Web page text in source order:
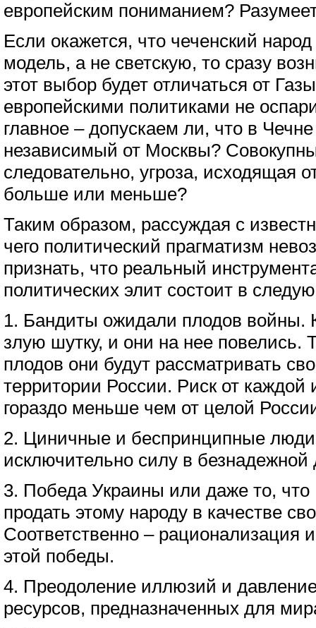
европейским пониманием?
Если окажется, что чеченский
модель, а не светскую, то сразу
этот выбор будет отличаться от
европейскими политиками не
главное – допускаем ли, что в
независимый от Москвы?
следовательно, угроза, исходящая
больше или меньше?
Таким образом, рассуждая с
чего политический прагматизм
признать, что реальный
политических элит состоит в
1. Бандиты ожидали плодов войны.
злую шутку, и они на нее повелись.
плодов они будут рассматривать
территории России. Риск от каждой
гораздо меньше чем от целой
2. Циничные и беспринципные
исключительно силу в безнадежной
3. Победа Украины или даже то, что
продать этому народу в качестве
Соответственно – рационализация
этой победы.
4. Преодоление иллюзий и
ресурсов, предназначенных для